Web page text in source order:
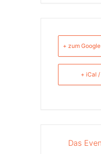
+ zum
+ iCal
Das